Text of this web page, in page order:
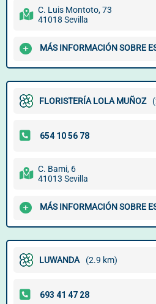
C. Luis Montoto, 73
41018 Sevilla
MÁS INFORMACIÓN SOBRE
FLORISTERÍA LOLA MUÑOZ
C. Bami, 6
41013 Sevilla
MÁS INFORMACIÓN SOBRE
LUWANDA (2.9 km)